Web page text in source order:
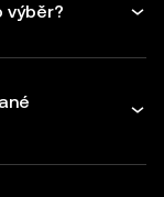
výběr?